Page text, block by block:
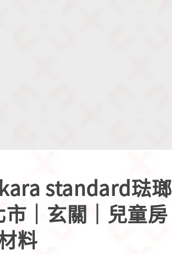
standard琺瑯
｜玄關｜兒童房
料